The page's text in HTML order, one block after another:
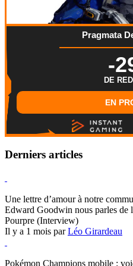
Pragmata
-
DE
EN
Derniers articles
Une lettre d’amour à notre
Edward Goodwin nous parles de
Pourpre (Interview)
Il y a 1 mois parLéo Girardeau
Pokémon Champions mobile :